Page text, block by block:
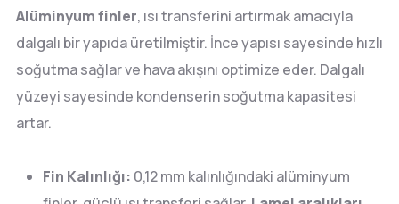
Alüminyum finler, ısı transferini artırmak amacıyla
dalgalı bir yapıda üretilmiştir. İnce yapısı sayesinde hızlı
soğutma sağlar ve hava akışını optimize eder. Dalgalı
yüzeyi sayesinde kondenserin soğutma kapasitesi
artar.
Fin Kalınlığı: 0,12 mm kalınlığındaki alüminyum